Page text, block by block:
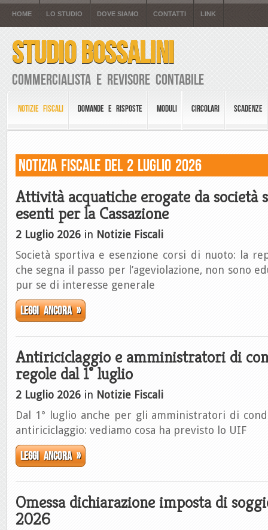
HOME LO STUDIO DOVE SIAMO CONTATTI LINK
STUDIO BOSSALINI
Commercialista e Revisore Contabile
NOTIZIE FISCALI DOMANDE E RISPOSTE MODULI CIRCOLARI SCADENZE
Notizia Fiscale del 2 Luglio 2026
Attività acquatiche erogate da società
esenti per la Cassazione
2 Luglio 2026 in Notizie Fiscali
Società sportiva e esenzione corsi di nuoto: la
che segna il passo per l’ageviolazione, non sono
pur se di interesse generale
Leggi ancora »
Antiriciclaggio e amministratori di
regole dal 1° luglio
2 Luglio 2026 in Notizie Fiscali
Dal 1° luglio anche per gli amministratori di
antiriciclaggio: vediamo cosa ha previsto lo UIF
Leggi ancora »
Omessa dichiarazione imposta di
2026